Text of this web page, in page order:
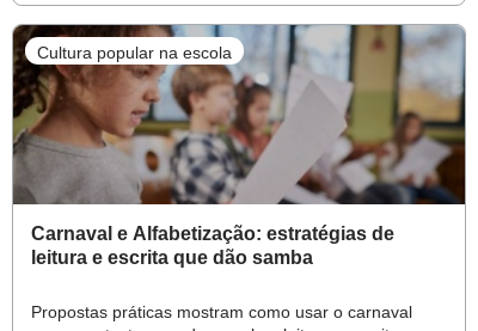
Cultura popular na escola
Carnaval e Alfabetização: estratégias de
leitura e escrita que dão samba
Propostas práticas mostram como usar o carnaval